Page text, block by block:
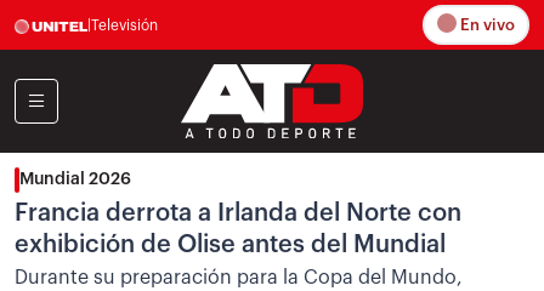
Televisión En vivo
Mundial 2026
Francia derrota a Irlanda del Norte con
exhibición de Olise antes del Mundial
Durante su preparación para la Copa del Mundo,